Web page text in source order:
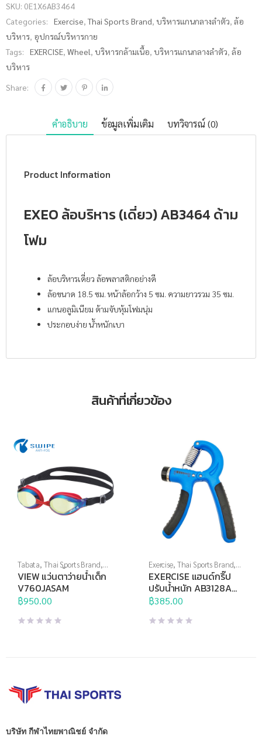
ด้ามโฟม
ชิ้น
SKU: 0E1X6AB3464
Categories:
Exercise,Thai Sports Brand, บริหารแกนกลางลำตัว, ล้อ
บริหาร, อุปกรณ์บริหารกาย
Tags:
EXERCISE, Wheel, บริหารกล้ามเนื้อ, บริหารแกนกลางลำตัว, ล้อ
บริหาร
Share:
คำอธิบาย ข้อมูลเพิ่มเติม บทวิจารณ์ (0)
Product Information
EXEO ล้อบริหาร (เดี่ยว) AB3464 ด้าม
โฟม
ล้อบริหารเดี่ยว ล้อพลาสติกอย่างดี
ล้อขนาด 18.5 ซม. หน้าล้อกว้าง 5 ซม. ความยาวรวม 35 ซม.
แกนอลูมิเนียม ด้ามจับหุ้มโฟมนุ่ม
ประกอบง่าย น้ำหนักเบา
สินค้าที่เกี่ยวข้อง
Tabata, Thai Sports Brand,
View,กีฬาทางน้ำ,แว่นตาว่าย
น้ำ,แว่นตาว่ายน้ำสำหรับเด็ก,
แว่นตาว่ายน้ำแข่งขัน
VIEW แว่นตาว่ายน้ำเด็ก
V760JASAM
฿950.00
Exercise, Thai Sports Brand,
บริหารมือ,อุปกรณ์บริหารกาย
อุปกรณ์เพื่อสุขภาพ
EXERCISE แฮนด์กริ๊ป
ปรับน้ำหนัก AB3128A
10-40 กก.
฿385.00
บริษัท กีฬาไทยพาณิชย์ จำกัด